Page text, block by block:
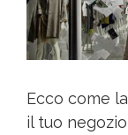
Ecco come
il tuo negozio